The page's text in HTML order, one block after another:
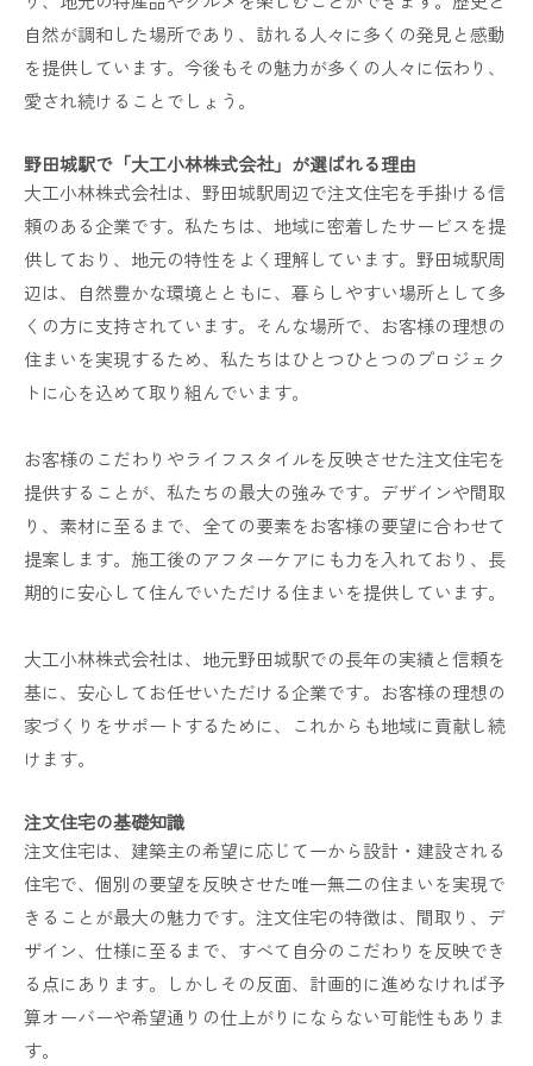
自然が調和した場所であり、訪れる人々に多くの発見と感動
を提供しています。今後もその魅力が多くの人々に伝わり、
愛され続けることでしょう。
野田城駅で「大工小林株式会社」が選ばれる理由
大工小林株式会社は、野田城駅周辺で注文住宅を手掛ける信
頼のある企業です。私たちは、地域に密着したサービスを提
供しており、地元の特性をよく理解しています。野田城駅周
辺は、自然豊かな環境とともに、暮らしやすい場所として多
くの方に支持されています。そんな場所で、お客様の理想の
住まいを実現するため、私たちはひとつひとつのプロジェク
トに心を込めて取り組んでいます。
お客様のこだわりやライフスタイルを反映させた注文住宅を
提供することが、私たちの最大の強みです。デザインや間取
り、素材に至るまで、全ての要素をお客様の要望に合わせて
提案します。施工後のアフターケアにも力を入れており、長
期的に安心して住んでいただける住まいを提供しています。
大工小林株式会社は、地元野田城駅での長年の実績と信頼を
基に、安心してお任せいただける企業です。お客様の理想の
家づくりをサポートするために、これからも地域に貢献し続
けます。
注文住宅の基礎知識
注文住宅は、建築主の希望に応じて一から設計・建設される
住宅で、個別の要望を反映させた唯一無二の住まいを実現で
きることが最大の魅力です。注文住宅の特徴は、間取り、デ
ザイン、仕様に至るまで、すべて自分のこだわりを反映でき
る点にあります。しかしその反面、計画的に進めなければ予
算オーバーや希望通りの仕上がりにならない可能性もありま
す。